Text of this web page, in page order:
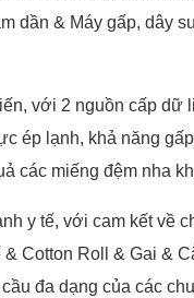
dần & Máy gấp, dây
với 2 nguồn cấp
ép lạnh, khả năng
các miếng đệm nha
y tế, với cam kết về
Cotton Roll & Gai &
đa dạng của các